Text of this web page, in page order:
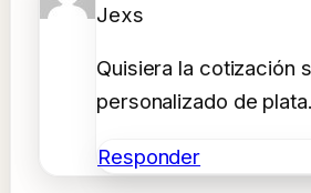
Jexs
Quisiera la cotización
personalizado de plata.
Responder